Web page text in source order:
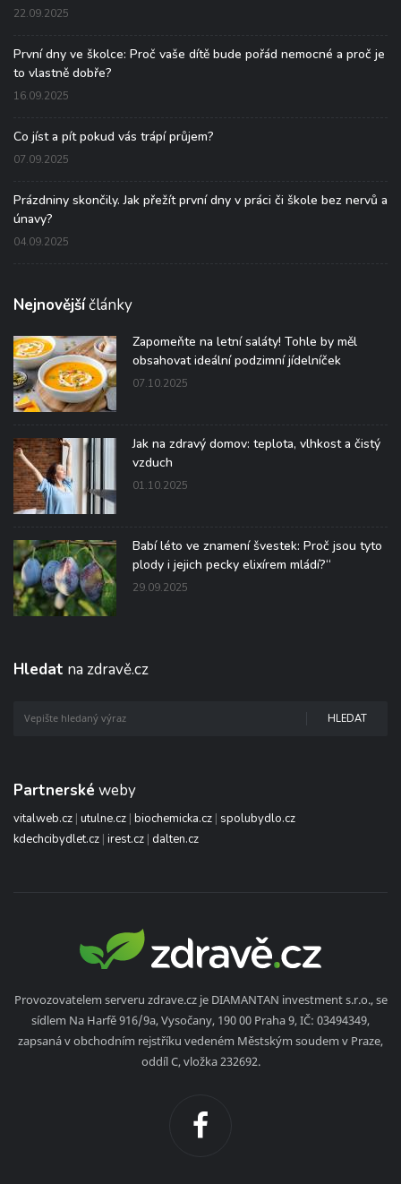
22.09.2025
První dny ve školce: Proč vaše dítě bude pořád nemocné a proč je
to vlastně dobře?
16.09.2025
Co jíst a pít pokud vás trápí průjem?
07.09.2025
Prázdniny skončily. Jak přežít první dny v práci či škole bez nervů a
únavy?
04.09.2025
Nejnovějšíčlánky
Zapomeňte na letní saláty! Tohle by měl
obsahovat ideální podzimní jídelníček
07.10.2025
Jak na zdravý domov: teplota, vlhkost a čistý
vzduch
01.10.2025
Babí léto ve znamení švestek: Proč jsou tyto
plody i jejich pecky elixírem mládí?“
29.09.2025
Hledat na zdravě.cz
HLEDAT
Partnerské weby
vitalweb.cz | utulne.cz | biochemicka.cz | spolubydlo.cz
kdechcibydlet.cz | irest.cz | dalten.cz
Provozovatelem serveru zdrave.cz je DIAMANTAN investment s.r.o., se
sídlem Na Harfě 916/9a, Vysočany, 190 00 Praha 9, IČ: 03494349,
zapsaná v obchodním rejstříku vedeném Městským soudem v Praze,
oddíl C, vložka 232692.